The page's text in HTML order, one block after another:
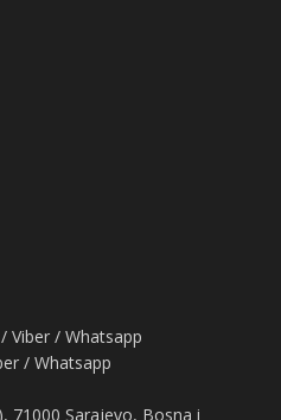
Viber / Whatsapp
/ Whatsapp
71000 Sarajevo, Bosna i